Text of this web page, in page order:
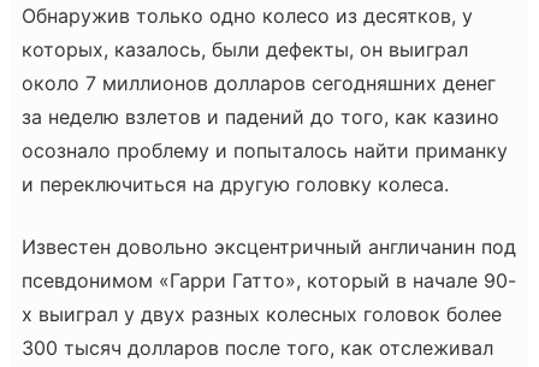
Обнаружив только одно колесо из десятков, у
которых, казалось, были дефекты, он выиграл
около 7 миллионов долларов сегодняшних денег
за неделю взлетов и падений до того, как казино
осознало проблему и попыталось найти приманку
и переключиться на другую головку колеса.
Известен довольно эксцентричный англичанин под
псевдонимом «Гарри Гатто», который в начале 90-
х выиграл у двух разных колесных головок более
300 тысяч долларов после того, как отслеживал